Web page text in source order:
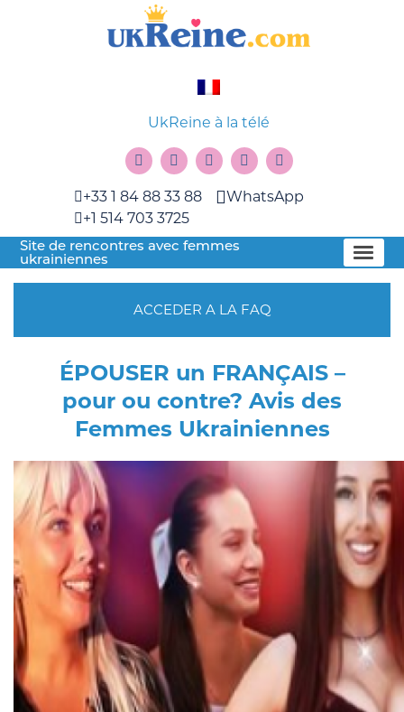
UkReine à la télé
+33 1 84 88 33 88
+1 514 703 3725
WhatsApp
Site de rencontres avec femmes
ukrainiennes
ACCEDER A LA FAQ
ÉPOUSER un FRANÇAIS –
pour ou contre? Avis des
Femmes Ukrainiennes